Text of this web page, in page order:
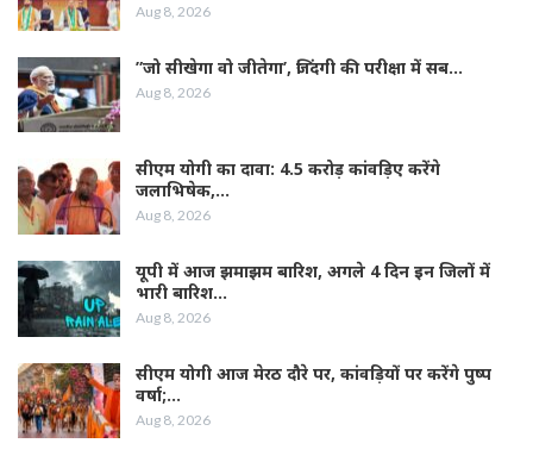
Aug 8, 2026
”जो सीखेगा वो जीतेगा’, जिंदगी की परीक्षा में सब…
Aug 8, 2026
सीएम योगी का दावा: 4.5 करोड़ कांवड़िए करेंगे
जलाभिषेक,…
Aug 8, 2026
यूपी में आज झमाझम बारिश, अगले 4 दिन इन जिलों में
भारी बारिश…
Aug 8, 2026
सीएम योगी आज मेरठ दौरे पर, कांवड़ियों पर करेंगे पुष्प
वर्षा;…
Aug 8, 2026